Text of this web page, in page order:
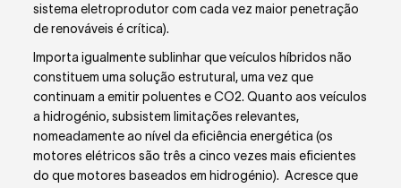
sistema eletroprodutor com cada vez maior penetração
de renováveis é crítica).
Importa igualmente sublinhar que veículos híbridos não
constituem uma solução estrutural, uma vez que
continuam a emitir poluentes e CO2. Quanto aos veículos
a hidrogénio, subsistem limitações relevantes,
nomeadamente ao nível da eficiência energética (os
motores elétricos são três a cinco vezes mais eficientes
do que motores baseados em hidrogénio). Acresce que